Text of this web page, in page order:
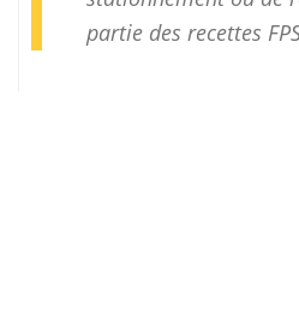
partie des recettes